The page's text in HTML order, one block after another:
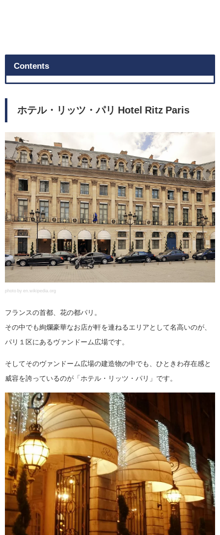
Contents
ホテル・リッツ・パリ Hotel Ritz Paris
photo by en.wikipedia.org
フランスの首都、花の都パリ。
その中でも絢爛豪華なお店が軒を連ねるエリアとして名高いのが、
パリ１区にあるヴァンドーム広場です。
そしてそのヴァンドーム広場の建造物の中でも、ひときわ存在感と
威容を誇っているのが「ホテル・リッツ・パリ」です。